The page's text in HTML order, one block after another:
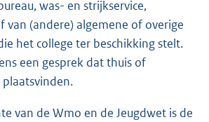
was- en strijkservice,
van (andere) algemene of overige
het college ter beschikking stelt.
een gesprek dat thuis of
van de Wmo en de Jeugdwet is de